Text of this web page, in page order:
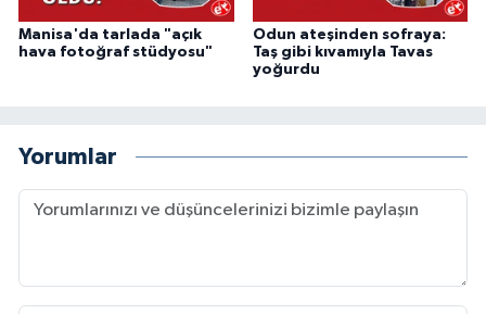
Manisa'da tarlada "açık
hava fotoğraf stüdyosu"
Odun ateşinden sofraya:
Taş gibi kıvamıyla Tavas
yoğurdu
Yorumlar